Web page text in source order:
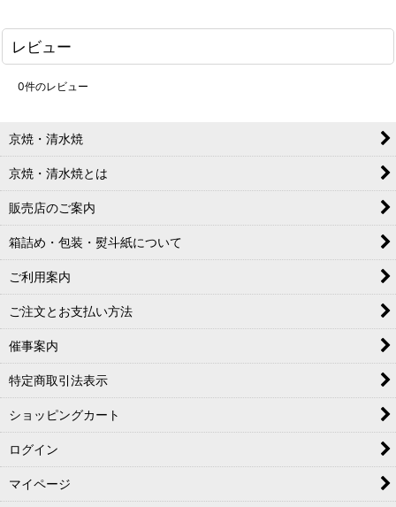
レビュー
0件のレビュー
京焼・清水焼
京焼・清水焼とは
販売店のご案内
箱詰め・包装・熨斗紙について
ご利用案内
ご注文とお支払い方法
催事案内
特定商取引法表示
ショッピングカート
ログイン
マイページ